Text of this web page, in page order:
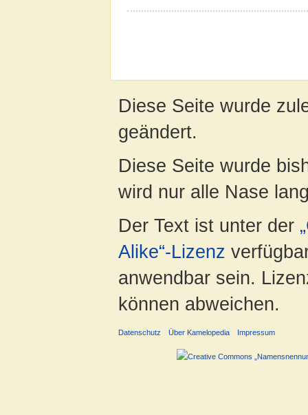
Diese Seite wurde
geändert.
Diese Seite wurde
wird nur alle Nase
Der Text ist unter der
Alike“-Lizenz
anwendbar sein.
können abweichen.
Datenschutz Über Kamelopedia Impressum